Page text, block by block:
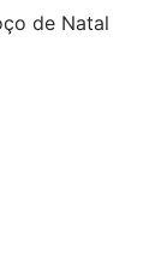
de Natal